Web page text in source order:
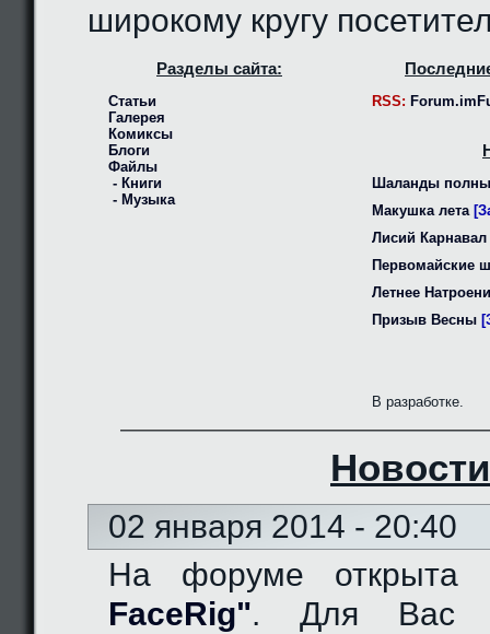
широкому кругу
Разделы сайта:
Статьи
Галерея
Комиксы
Блоги
Файлы
- Книги
- Музыка
RSS:
Шаланды
Макушка лета
Лисий Карнавал
Первомайские
Летнее
Призыв Весны
В разработке.
02 января 2014 - 20:40
На форуме
FaceRig". Для Вас